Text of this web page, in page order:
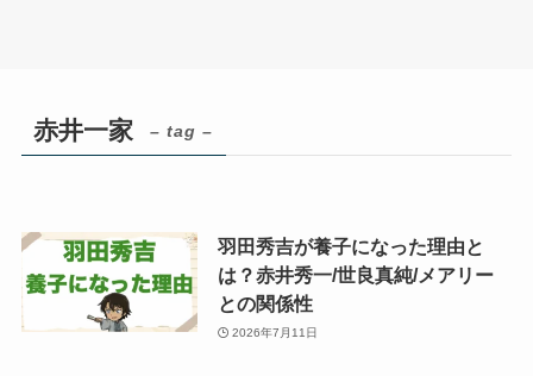
赤井一家 – tag –
羽田秀吉が養子になった理由と
は？赤井秀一/世良真純/メアリー
との関係性
2026年7月11日